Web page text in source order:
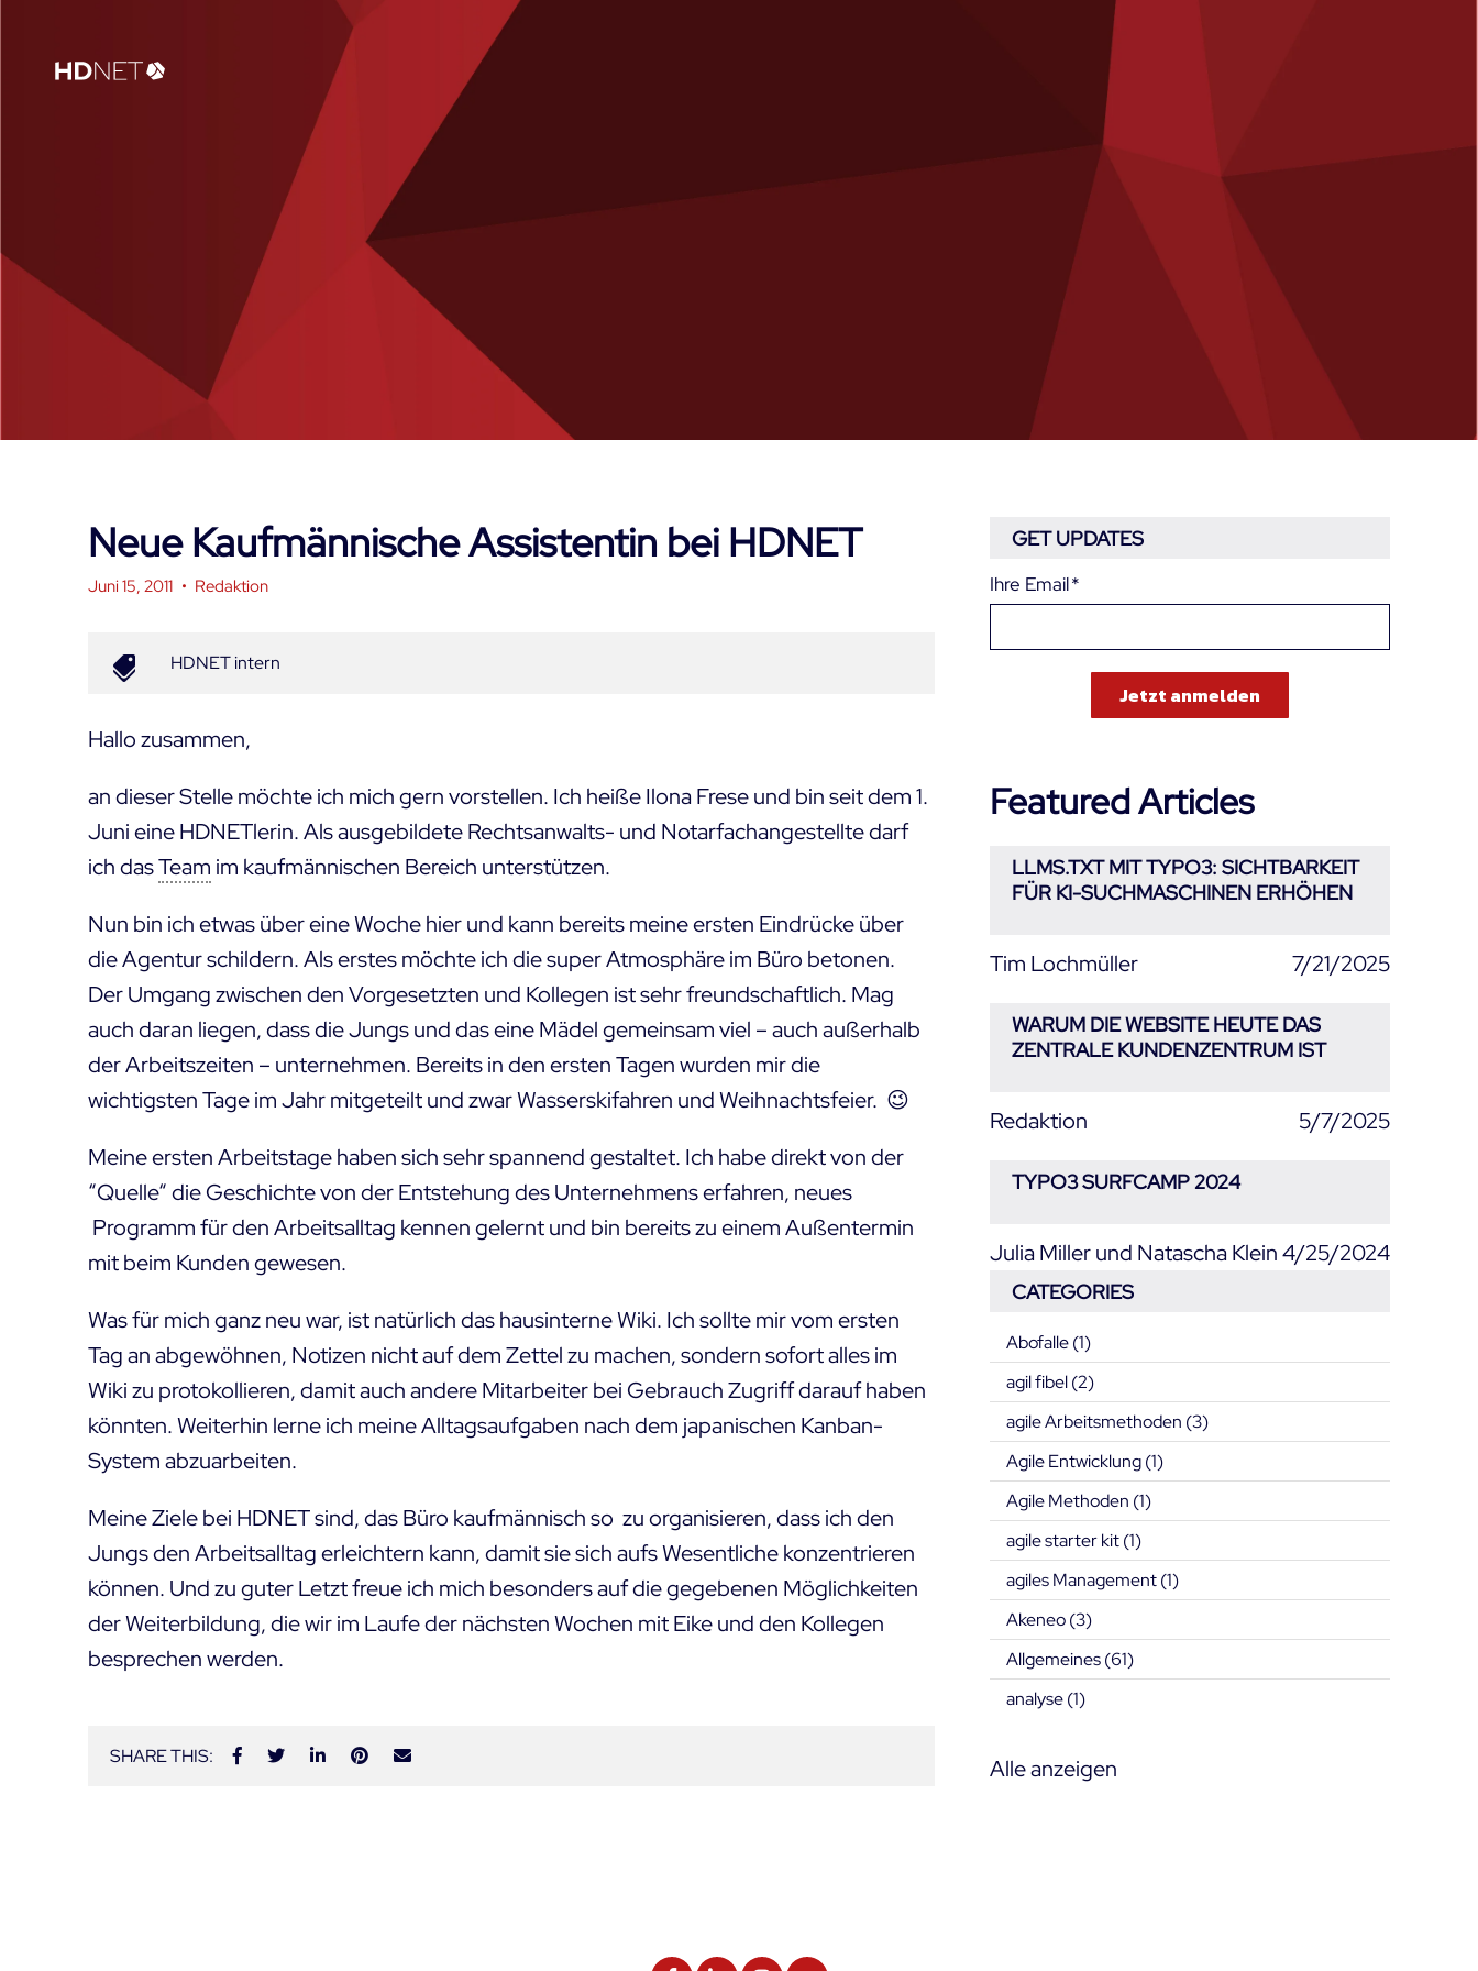
Neue Kaufmännische Assistentin bei HDNET
Juni 15, 2011 • Redaktion
HDNET intern
Hallo zusammen,
an dieser Stelle möchte ich mich gern vorstellen. Ich heiße Ilona Frese und bin seit dem 1.
Juni eine HDNETlerin. Als ausgebildete Rechtsanwalts- und Notarfachangestellte darf
ich dasTeam im kaufmännischen Bereich unterstützen.
Nun bin ich etwas über eine Woche hier und kann bereits meine ersten Eindrücke über
die Agentur schildern. Als erstes möchte ich die super Atmosphäre im Büro betonen.
Der Umgang zwischen den Vorgesetzten und Kollegen ist sehr freundschaftlich. Mag
auch daran liegen, dass die Jungs und das eine Mädel gemeinsam viel – auch außerhalb
der Arbeitszeiten – unternehmen. Bereits in den ersten Tagen wurden mir die
wichtigsten Tage im Jahr mitgeteilt und zwar Wasserskifahren und Weihnachtsfeier. 😉
Meine ersten Arbeitstage haben sich sehr spannend gestaltet. Ich habe direkt von der
“Quelle“ die Geschichte von der Entstehung des Unternehmens erfahren, neues
Programm für den Arbeitsalltag kennen gelernt und bin bereits zu einem Außentermin
mit beim Kunden gewesen.
Was für mich ganz neu war, ist natürlich das hausinterne Wiki. Ich sollte mir vom ersten
Tag an abgewöhnen, Notizen nicht auf dem Zettel zu machen, sondern sofort alles im
Wiki zu protokollieren, damit auch andere Mitarbeiter bei Gebrauch Zugriff darauf haben
könnten. Weiterhin lerne ich meine Alltagsaufgaben nach dem japanischen Kanban-
System abzuarbeiten.
Meine Ziele bei HDNET sind, das Büro kaufmännisch so zu organisieren, dass ich den
Jungs den Arbeitsalltag erleichtern kann, damit sie sich aufs Wesentliche konzentrieren
können. Und zu guter Letzt freue ich mich besonders auf die gegebenen Möglichkeiten
der Weiterbildung, die wir im Laufe der nächsten Wochen mit Eike und den Kollegen
besprechen werden.
SHARE THIS:
GET UPDATES
Ihre Email*
Featured Articles
LLMS.TXT MIT TYPO3: SICHTBARKEIT
FÜR KI-SUCHMASCHINEN ERHÖHEN
Tim Lochmüller 7/21/2025
WARUM DIE WEBSITE HEUTE DAS
ZENTRALE KUNDENZENTRUM IST
Redaktion 5/7/2025
TYPO3 SURFCAMP 2024
Julia Miller und Natascha Klein4/25/2024
CATEGORIES
Abofalle(1)
agil fibel(2)
agile Arbeitsmethoden (3)
Agile Entwicklung(1)
Agile Methoden (1)
agile starter kit(1)
agiles Management(1)
Akeneo(3)
Allgemeines(61)
analyse(1)
Alle anzeigen